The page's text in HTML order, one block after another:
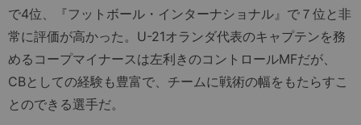
で4位、『フットボール・インターナショナル』で７位と非
常に評価が高かった。U-21オランダ代表のキャプテンを務
めるコープマイナースは左利きのコントロールMFだが、
CBとしての経験も豊富で、チームに戦術の幅をもたらすこ
とのできる選手だ。